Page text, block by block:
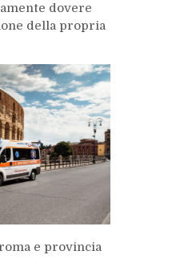
dovere
della propria
e provincia